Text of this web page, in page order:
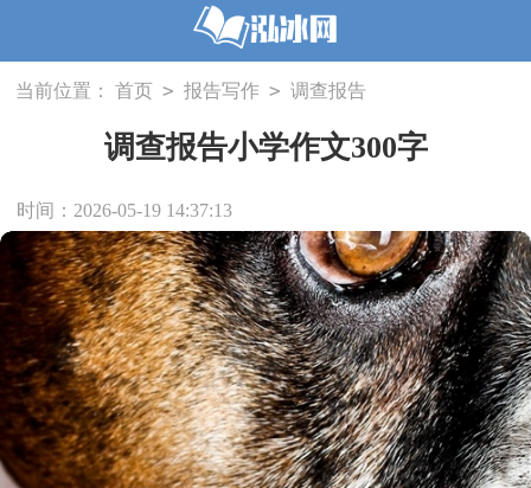
当前位置： 首页 > 报告写作 > 调查报告
调查报告小学作文300字
时间：2026-05-19 14:37:13